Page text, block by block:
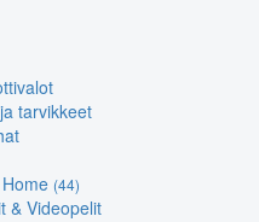
tarvikkeet
(44)
& Videopelit